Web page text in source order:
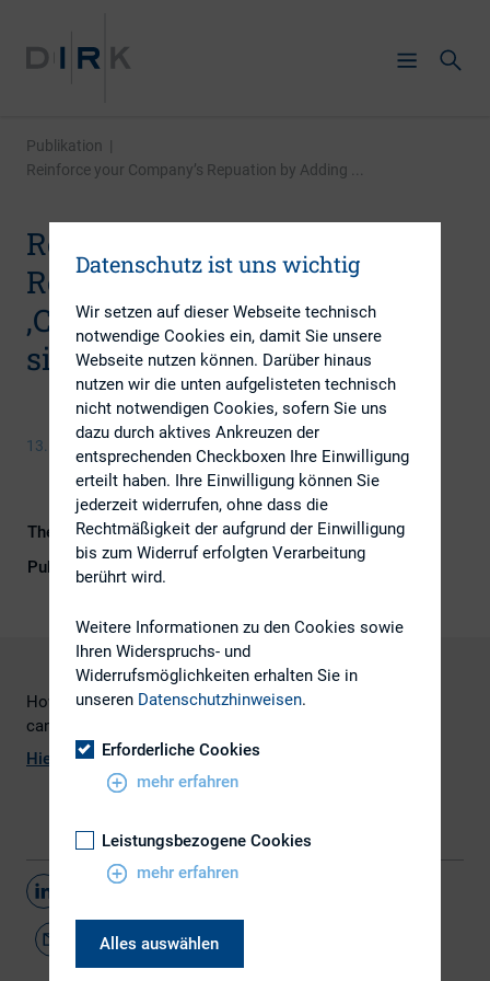
Publikation |
Reinforce your Company’s Repuation by Adding ...
Reinforce your Company’s
Repuation by Adding
‚Customer Videos‘ to your IR
site
13. Januar 2015
Themengebiet
Digitalisierung
Publikationsform
Externe Publikationen
How adding customer videos section on your IR website
can be hugely beneficial to your investor messaging
Hier
geht es zum Artikel
Datenschutz ist uns wichtig
Wir setzen auf dieser Webseite technisch
notwendige Cookies ein, damit Sie unsere
Webseite nutzen können. Darüber hinaus
nutzen wir die unten aufgelisteten technisch
nicht notwendigen Cookies, sofern Sie uns
dazu durch aktives Ankreuzen der
entsprechenden Checkboxen Ihre Einwilligung
erteilt haben. Ihre Einwilligung können Sie
jederzeit widerrufen, ohne dass die
Rechtmäßigkeit der aufgrund der Einwilligung
bis zum Widerruf erfolgten Verarbeitung
berührt wird.
Weitere Informationen zu den Cookies sowie
Ihren Widerspruchs- und
Widerrufsmöglichkeiten erhalten Sie in
unseren Datenschutzhinweisen.
Erforderliche Cookies
mehr erfahren
Leistungsbezogene Cookies
mehr erfahren
Alles auswählen